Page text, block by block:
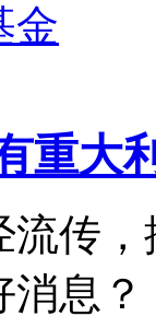
金
重大
流传
消息